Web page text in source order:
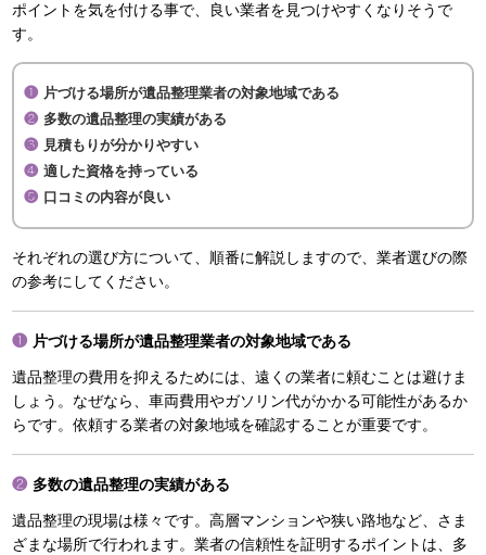
ポイントを気を付ける事で、良い業者を見つけやすくなりそうで
す。
片づける場所が遺品整理業者の対象地域である
多数の遺品整理の実績がある
見積もりが分かりやすい
適した資格を持っている
口コミの内容が良い
それぞれの選び方について、順番に解説しますので、業者選びの際
の参考にしてください。
片づける場所が遺品整理業者の対象地域である
遺品整理の費用を抑えるためには、遠くの業者に頼むことは避けま
しょう。なぜなら、車両費用やガソリン代がかかる可能性があるか
らです。依頼する業者の対象地域を確認することが重要です。
多数の遺品整理の実績がある
遺品整理の現場は様々です。高層マンションや狭い路地など、さま
ざまな場所で行われます。業者の信頼性を証明するポイントは、多